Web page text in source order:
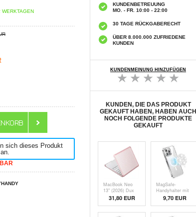
sich dieses Produkt
KUNDENBETREUUNG
MO. - FR. 10:00 - 22:00
30 TAGE RÜCKGABERECHT
ÜBER 8.000.000 ZUFRIEDENE
KUNDEN
KUNDENMEINUNG HINZUFÜGEN
KUNDEN, DIE DAS PRODUKT
GEKAUFT HABEN, HABEN AUCH
NOCH FOLGENDE PRODUKTE
GEKAUFT
MacBook Neo
13" (2026) Dux
Ducis LCGH
Schutzhülle -
Rosa
31,80 EUR
MagSafe-
Handyhalter mit
Saugnapf aus
Silikon - Weiß
9,70EUR